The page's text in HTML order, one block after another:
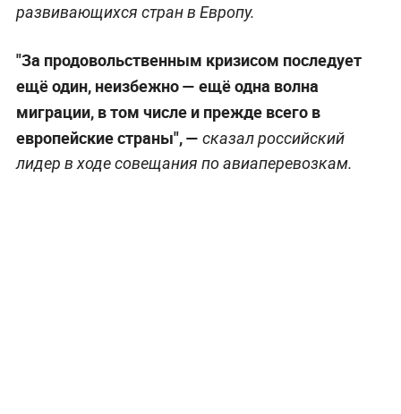
развивающихся стран в Европу.
"За продовольственным кризисом последует
ещё один, неизбежно — ещё одна волна
миграции, в том числе и прежде всего в
европейские страны", — сказал российский
лидер в ходе совещания по авиаперевозкам.